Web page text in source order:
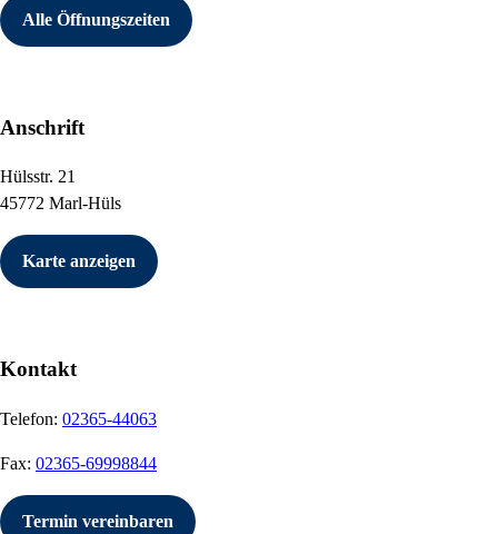
Alle Öffnungszeiten
Anschrift
Hülsstr. 21
45772 Marl-Hüls
Karte anzeigen
Kontakt
Telefon: 02365-44063
Fax: 02365-69998844
Termin vereinbaren